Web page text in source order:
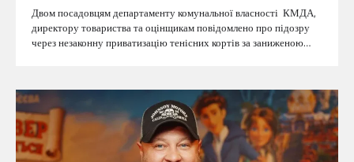
Двом посадовцям департаменту комунальної власності КМДА,
директору товариства та оцінщикам повідомлено про підозру
через незаконну приватизацію тенісних кортів за заниженою…